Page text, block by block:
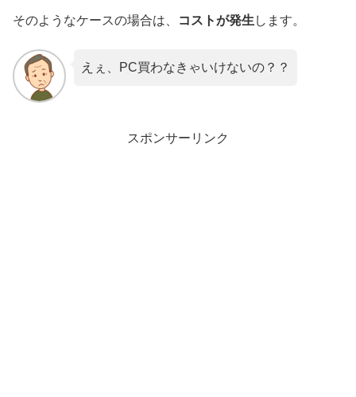
そのようなケースの場合は、 コストが発生 します。
えぇ、PC買わなきゃいけないの？？
スポンサーリンク